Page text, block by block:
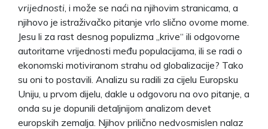
vrijednosti , i može se naći na njihovim stranicama, a
njihovo je istraživačko pitanje vrlo slično ovome mome.
Jesu li za rast desnog populizma „krive“ ili odgovorne
autoritarne vrijednosti među populacijama, ili se radi o
ekonomski motiviranom strahu od globalizacije? Tako
su oni to postavili. Analizu su radili za cijelu Europsku
Uniju, u prvom dijelu, dakle u odgovoru na ovo pitanje, a
onda su je dopunili detaljnijom analizom devet
europskih zemalja. Njihov prilično nedvosmislen nalaz